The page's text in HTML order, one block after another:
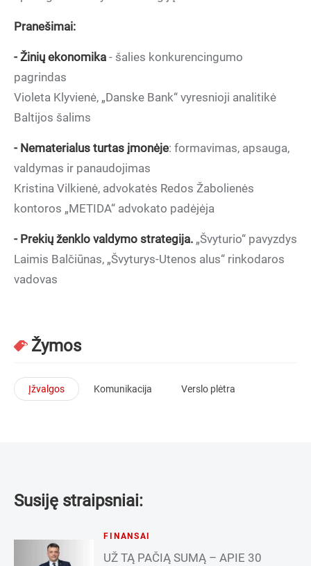
Pranešimai:
- Žinių ekonomika - šalies konkurencingumo
pagrindas
Violeta Klyvienė, „Danske Bank“ vyresnioji analitikė
Baltijos šalims
- Nematerialus turtas įmonėje: formavimas, apsauga,
valdymas ir panaudojimas
Kristina Vilkienė, advokatės Redos Žabolienės
kontoros „METIDA“ advokato padėjėja
- Prekių ženklo valdymo strategija. „Švyturio“ pavyzdys
Laimis Balčiūnas, „Švyturys-Utenos alus“ rinkodaros
vadovas
Žymos
Įžvalgos Komunikacija Verslo plėtra
Susiję straipsniai:
FINANSAI
UŽ TĄ PAČIĄ SUMĄ – APIE 30